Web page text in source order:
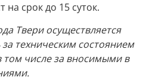
срок до 15 суток.
Твери осуществляется
техническим состоянием
том числе за вносимыми в